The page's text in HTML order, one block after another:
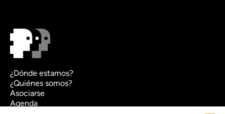
¿Dónde estamos?
¿Quiénes somos?
Asociarse
Agenda